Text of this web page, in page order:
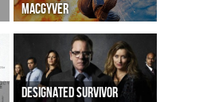
MACGYVER
DESIGNATED SURVIVOR